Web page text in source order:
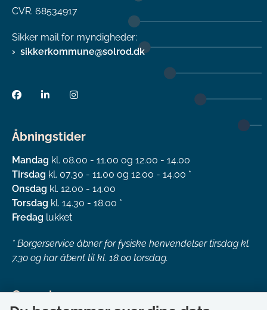
CVR. 68534917
Sikker mail for myndigheder:
sikkerkommune@solrod.dk
Åbningstider
Mandag kl. 08.00 - 11.00 og 12.00 - 14.00
Tirsdag kl. 07.30 - 11.00 og 12.00 - 14.00 *
Onsdag kl. 12.00 - 14.00
Torsdag kl. 14.30 - 18.00 *
Fredag lukket
* Borgerservice åbner for fysiske henvendelser tirsdag kl.
7.30 og har åbent til kl. 18.00 torsdag.
Genveje